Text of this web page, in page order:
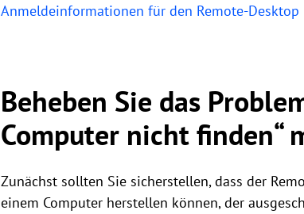
Anmeldeinformationen für den Remote-
Beheben Sie das
Computer nicht finden“
Zunächst sollten Sie sicherstellen, dass der
einem Computer herstellen können, der